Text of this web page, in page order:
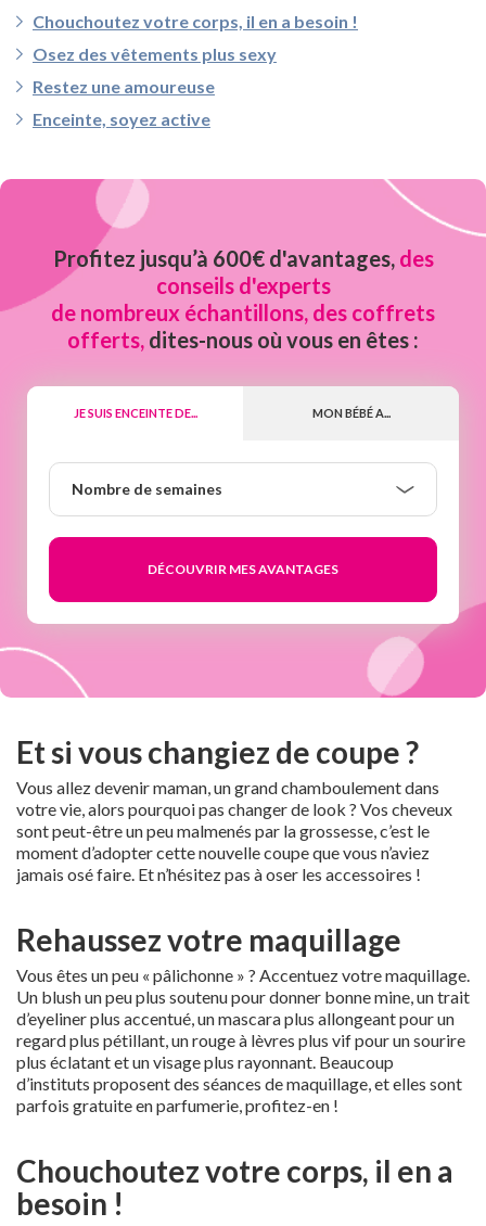
Chouchoutez votre corps, il en a besoin !
Osez des vêtements plus sexy
Restez une amoureuse
Enceinte, soyez active
Profitez jusqu’à 600€ d'avantages, des
conseils d'experts
de nombreux échantillons, des coffrets
offerts, dites-nous où vous en êtes :
JE SUIS ENCEINTE DE... MON BÉBÉ A...
semaines
Nombre de semaines
Et si vous changiez de coupe ?
Vous allez devenir maman, un grand chamboulement dans
votre vie, alors pourquoi pas changer de look ? Vos cheveux
sont peut-être un peu malmenés par la grossesse, c’est le
moment d’adopter cette nouvelle coupe que vous n’aviez
jamais osé faire. Et n’hésitez pas à oser les accessoires !
Rehaussez votre maquillage
Vous êtes un peu « pâlichonne » ? Accentuez votre maquillage.
Un blush un peu plus soutenu pour donner bonne mine, un trait
d’eyeliner plus accentué, un mascara plus allongeant pour un
regard plus pétillant, un rouge à lèvres plus vif pour un sourire
plus éclatant et un visage plus rayonnant. Beaucoup
d’instituts proposent des séances de maquillage, et elles sont
parfois gratuite en parfumerie, profitez-en !
Chouchoutez votre corps, il en a
besoin !